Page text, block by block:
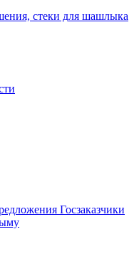
стеки для шашлыка
Госзаказчики